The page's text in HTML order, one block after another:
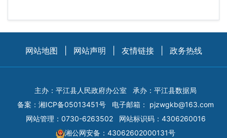
网站地图 网站声明 友情链接 政务热线
主办：平江县人民政府办公室
承办：平江县数据局
备案： 湘ICP备05013451号 电子邮箱： pjzwgkb@163.com
网站管理：0730-6263502
网站标识码：4306260016
湘公网安备：43062602000131号